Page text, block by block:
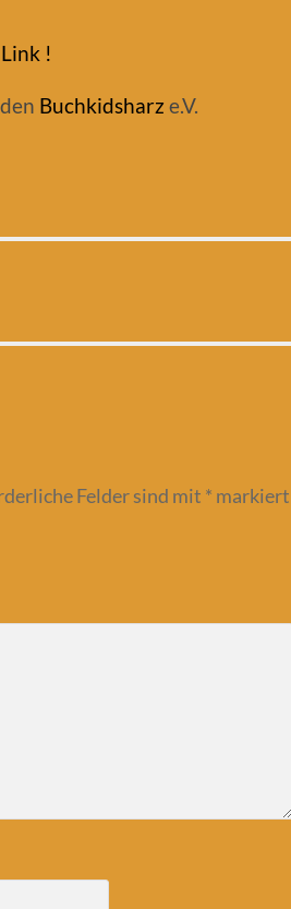
!
Buchkidsharz e.V.
Felder sind mit * markiert